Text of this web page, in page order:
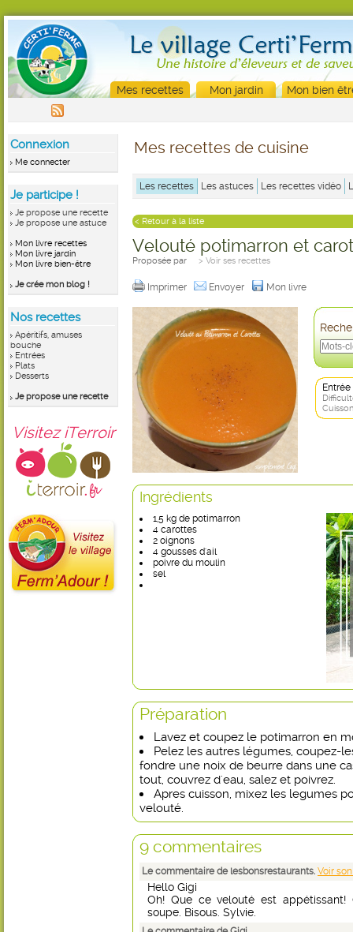
Mes recettes Mon jardin Mon bien
Connexion
Me connecter
Je participe !
Je propose une recette
Je propose une astuce
Mon livre recettes
Mon livre jardin
Mon livre bien-être
Je crée mon blog !
Nos recettes
Apéritifs, amuses
bouche
Entrées
Plats
Desserts
Je propose une recette
Visitez iTerroir
Mes recettes de cuisine
Les recettes Les astuces Les recettes vidéo
< Retour à la liste
Velouté potimarron et
Proposée par > Voir ses recettes
Imprimer Envoyer Mon livre
Entrée
Ingrédients
1,5 kg de potimarron
4 carottes
2 oignons
4 gousses d'ail
poivre du moulin
sel
Préparation
Lavez et coupez le potimarron en
Pelez les autres légumes, coupez-
fondre une noix de beurre dans une
tout, couvrez d'eau, salez et poivrez.
Apres cuisson, mixez les legumes
velouté.
9 commentaires
Le commentaire de lesbonsrestaurants. Voir
Hello Gigi
Oh! Que ce velouté est appétissant!
soupe. Bisous. Sylvie.